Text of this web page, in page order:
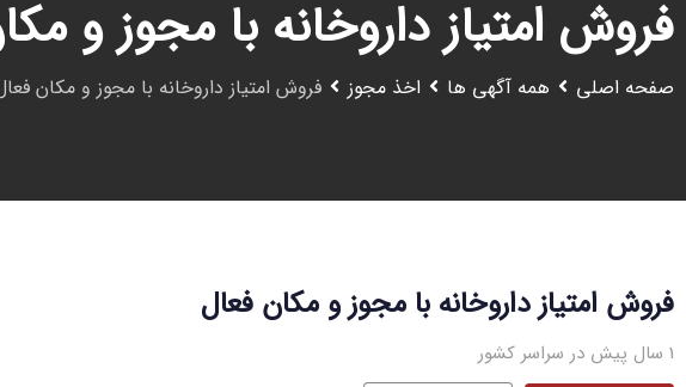
فروش امتیاز داروخانه با مجوز و
صفحه اصلی همه آگهی ها اخذ مجوز فروش امتیاز داروخانه با مجوز و مکان
فروش امتیاز داروخانه با مجوز و مکان فعال
1 سال پیش در سراسر کشور